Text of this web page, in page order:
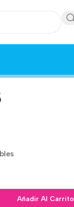
Añadir Al Carrito